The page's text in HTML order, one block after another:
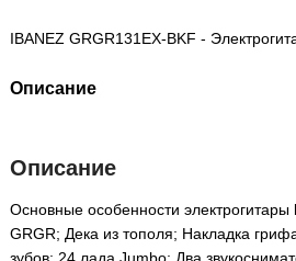
IBANEZ GRGR131EX-BKF -
Описание
Описание
Основные особенности электрогитары
GRGR; Дека из тополя; Накладка